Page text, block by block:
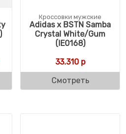
цена составляла 22.999
цена: 13.799 р.
Кроссовки мужские
Adidas x BSTN Samba
Crystal White/Gum
(IE0168)
33.310р
Смотреть